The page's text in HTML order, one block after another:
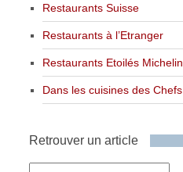
Restaurants Suisse
Restaurants à l’Etranger
Restaurants Etoilés Michelin
Dans les cuisines des Chefs
Retrouver un article